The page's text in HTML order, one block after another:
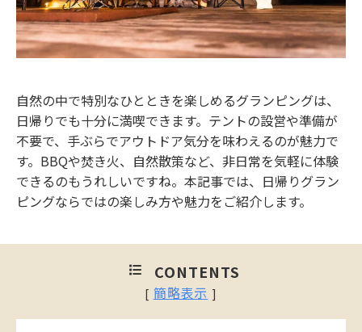
自然の中で特別なひとときを楽しめるグランピングは、
日帰りでも十分に満喫できます。テントの設営や準備が
不要で、手ぶらでアウトドア気分を味わえるのが魅力で
す。BBQや焚き火、自然散策など、非日常を気軽に体験
できるのもうれしいですね。本記事では、日帰りグラン
ピングならではの楽しみ方や魅力をご紹介します。
CONTENTS
[ 簡略表示 ]